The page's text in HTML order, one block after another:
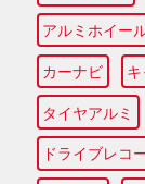
アルミホイー
カーナビ
タイヤアルミ
ドライブレコ